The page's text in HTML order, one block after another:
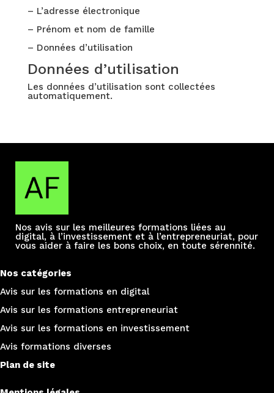
– L’adresse électronique
– Prénom et nom de famille
– Données d’utilisation
Données d’utilisation
Les données d’utilisation sont collectées
automatiquement.
Nos avis sur les meilleures formations liées au
digital, à l’investissement et à l’entrepreneuriat, pour
vous aider à faire les bons choix, en toute sérennité.
Nos catégories
Avis sur les formations en digital
Avis sur les formations entrepreneuriat
Avis sur les formations en investissement
Avis formations diverses
Plan de site